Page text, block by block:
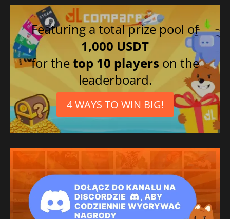
Japonês
Chinês tradicional
Alemão
Espanhol
Árabe
Featuring a total prize pool of
1,000 USDT
for thetop 10 players on the
leaderboard.
4 WAYS TO WIN BIG!